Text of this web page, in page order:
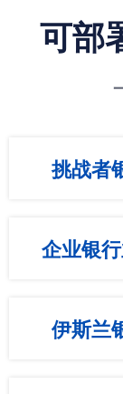
可部
挑战者
企业银
伊斯兰